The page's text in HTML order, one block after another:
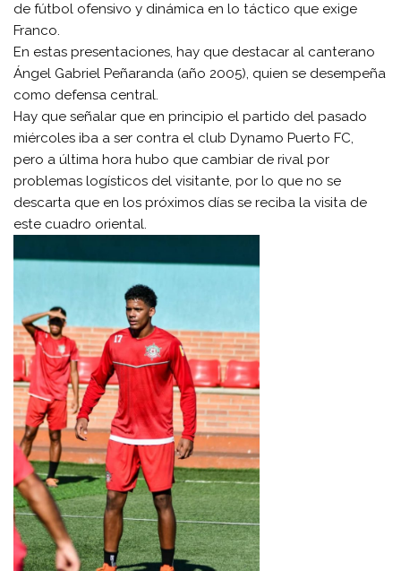
de fútbol ofensivo y dinámica en lo táctico que exige
Franco.
En estas presentaciones, hay que destacar al canterano
Ángel Gabriel Peñaranda (año 2005), quien se desempeña
como defensa central.
Hay que señalar que en principio el partido del pasado
miércoles iba a ser contra el club Dynamo Puerto FC,
pero a última hora hubo que cambiar de rival por
problemas logísticos del visitante, por lo que no se
descarta que en los próximos días se reciba la visita de
este cuadro oriental.